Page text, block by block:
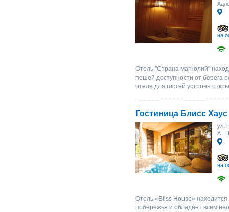
на
Отель "Страна магнолий"
пешей доступности от берега
отеле для гостей устроен
Гостиница Блисс Хаус
ул.
А ,
на
Отель «Bliss House»
побережья и обладает всем